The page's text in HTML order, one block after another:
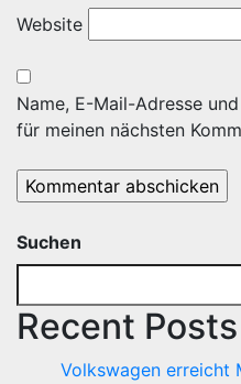
Website
Name, E-Mail-Adresse
für meinen nächsten
Suchen
Recent Posts
Volkswagen erreicht